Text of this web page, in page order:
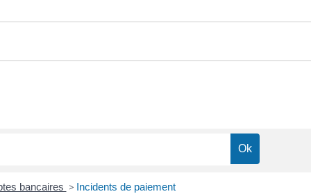
bancaires > Incidents de paiement